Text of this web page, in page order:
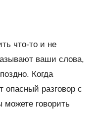
что-то и не
ваши слова,
Когда
опасный разговор с
говорить